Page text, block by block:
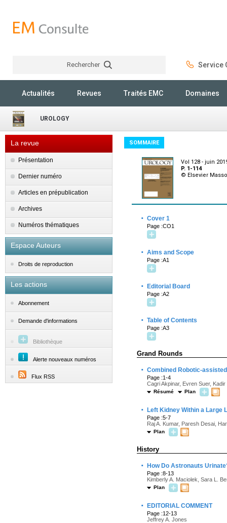
Rechercher Service
Actualités Revues Traités EMC Domaines
UROLOGY
La revue
Présentation
Dernier numéro
Articles en prépublication
Archives
Numéros thématiques
Espace Auteurs
Droits de reproduction
Les actions
Abonnement
Demande d'informations
Bibliothèque
Alerte nouveaux numéros
Flux RSS
SOMMAIRE
Vol 128 - juin
P. 1-114
© Elsevier
· Cover 1
Page :CO1
· Aims and Scope
Page :A1
· Editorial Board
Page :A2
· Table of Contents
Page :A3
Grand Rounds
· Combined Robotic-
Page :1-4
Cagri Akpinar, Evren Suer,
Résumé Plan
· Left Kidney Within a Large
Page :5-7
Raj A. Kumar, Paresh Desai,
Plan
History
· How Do Astronauts
Page :8-13
Kimberly A. Maciolek, Sara L.
Plan
· EDITORIAL COMMENT
Page :12-13
Jeffrey A. Jones